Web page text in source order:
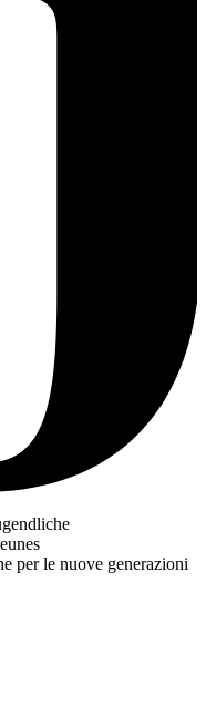
per le nuove generazioni